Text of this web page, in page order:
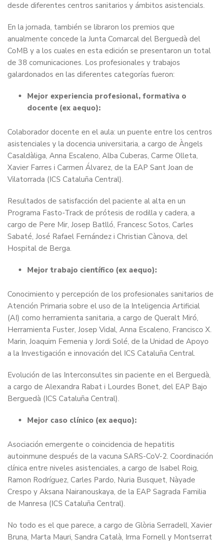
desde diferentes centros sanitarios y ámbitos asistencials.
En la jornada, también se libraron los premios que
anualmente concede la Junta Comarcal del Berguedà del
CoMB y a los cuales en esta edición se presentaron un total
de 38 comunicaciones. Los profesionales y trabajos
galardonados en las diferentes categorías fueron:
Mejor experiencia profesional, formativa o
docente (ex aequo):
Colaborador docente en el aula: un puente entre los centros
asistenciales y la docencia universitaria, a cargo de Àngels
Casaldàliga, Anna Escaleno, Alba Cuberas, Carme Olleta,
Xavier Farres i Carmen Álvarez, de la EAP Sant Joan de
Vilatorrada (ICS Cataluña Central).
Resultados de satisfacción del paciente al alta en un
Programa Fasto-Track de prótesis de rodilla y cadera, a
cargo de Pere Mir, Josep Batlló, Francesc Sotos, Carles
Sabaté, José Rafael Fernández i Christian Cànova, del
Hospital de Berga.
Mejor trabajo científico (ex aequo):
Conocimiento y percepción de los profesionales sanitarios de
Atención Primaria sobre el uso de la Inteligencia Artificial
(AI) como herramienta sanitaria, a cargo de Queralt Miró,
Herramienta Fuster, Josep Vidal, Anna Escaleno, Francisco X.
Marin, Joaquim Femenia y Jordi Solé, de la Unidad de Apoyo
a la Investigación e innovación del ICS Cataluña Central.
Evolución de las Interconsultes sin paciente en el Berguedà,
a cargo de Alexandra Rabat i Lourdes Bonet, del EAP Bajo
Berguedà (ICS Cataluña Central).
Mejor caso clínico (ex aequo):
Asociación emergente o coincidencia de hepatitis
autoinmune después de la vacuna SARS-CoV-2. Coordinación
clínica entre niveles asistenciales, a cargo de Isabel Roig,
Ramon Rodríguez, Carles Pardo, Nuria Busquet, Nàyade
Crespo y Aksana Nairanouskaya, de la EAP Sagrada Familia
de Manresa (ICS Cataluña Central).
No todo es el que parece, a cargo de Glòria Serradell, Xavier
Bruna, Marta Mauri, Sandra Català, Irma Fornell y Montserrat